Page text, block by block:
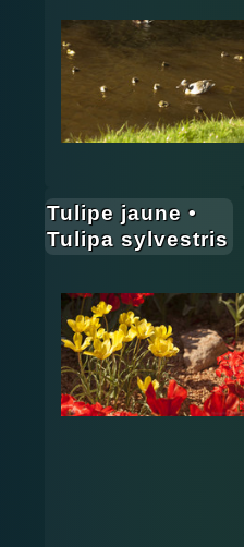
Tulipe jaune •
Tulipa sylvestris